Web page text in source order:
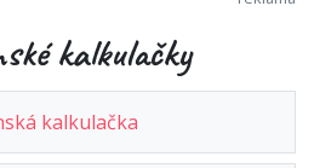
kalkulačky
kalkulačka